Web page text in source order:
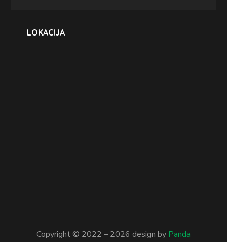
LOKACIJA
Copyright © 2022 – 2026 design by Panda